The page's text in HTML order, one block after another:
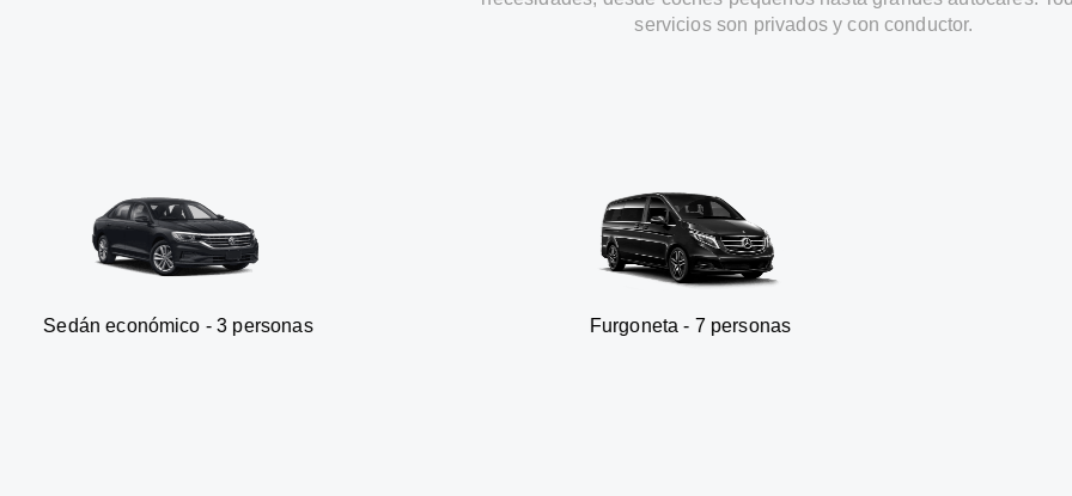
servicios son privados y con conductor.
- 3 personas Furgoneta - 7 personas SUV -